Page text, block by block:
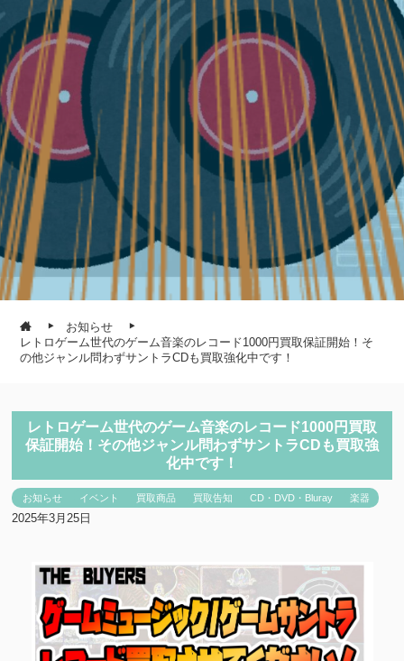
お知らせ
レトロゲーム世代のゲーム音楽のレコード1000円買取保証開始！そ
の他ジャンル問わずサントラCDも買取強化中です！
レトロゲーム世代のゲーム音楽のレコード1000円買取
保証開始！その他ジャンル問わずサントラCDも買取強
化中です！
お知らせ イベント 買取商品 買取告知 CD・DVD・Bluray 楽器
2025年3月25日